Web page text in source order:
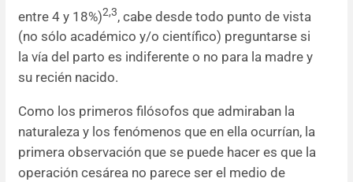
entre 4 y 18%)2,3, cabe desde todo punto de vista
(no sólo académico y/o científico) preguntarse si
la vía del parto es indiferente o no para la madre y
su recién nacido.
Como los primeros filósofos que admiraban la
naturaleza y los fenómenos que en ella ocurrían, la
primera observación que se puede hacer es que la
operación cesárea no parece ser el medio de